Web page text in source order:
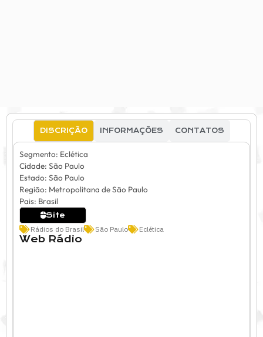
DISCRIÇÃO INFORMAÇÕES CONTATOS
Segmento: Eclética
Cidade: São Paulo
Estado: São Paulo
Região: Metropolitana de São Paulo
Pais: Brasil
Site
Rádios do Brasil
São Paulo Eclética
Web Rádio